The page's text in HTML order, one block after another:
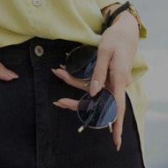
오늘출발 시즌